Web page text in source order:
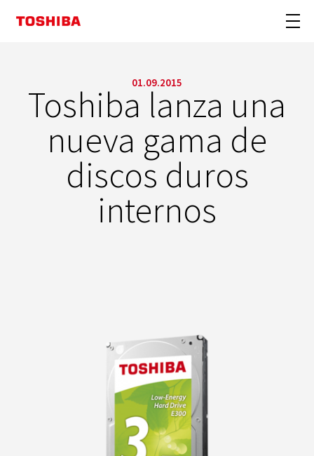
01.09.2015
Toshiba lanza una
nueva gama de
discos duros
internos